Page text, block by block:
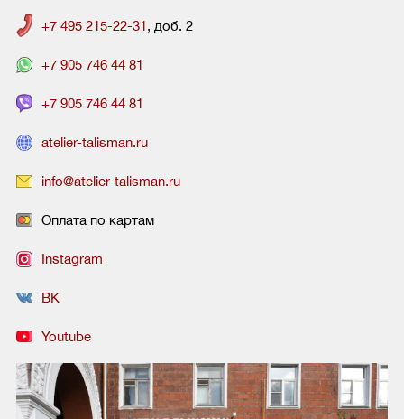
+7 495 215-22-31, доб. 2
+7 905 746 44 81
+7 905 746 44 81
atelier-talisman.ru
info@atelier-talisman.ru
Оплата по картам
Instagram
ВК
Youtube